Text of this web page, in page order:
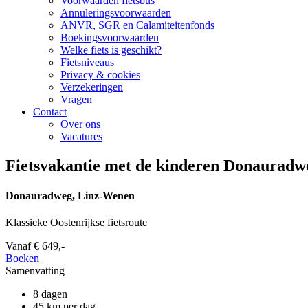
Annuleringsvoorwaarden
ANVR, SGR en Calamiteitenfonds
Boekingsvoorwaarden
Welke fiets is geschikt?
Fietsniveaus
Privacy & cookies
Verzekeringen
Vragen
Contact
Over ons
Vacatures
Fietsvakantie met de kinderen
Donauradweg, Linz-Wenen
Klassieke Oostenrijkse fietsroute
Vanaf € 649,-
Boeken
Samenvatting
8 dagen